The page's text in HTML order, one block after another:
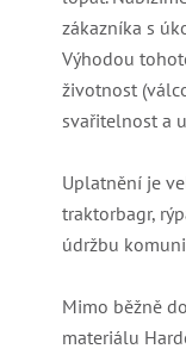
zákazníka s
Výhodou
životnost
svařitelnost a
Uplatnění je
traktorbagr,
údržbu
Mimo běžně
materiálu